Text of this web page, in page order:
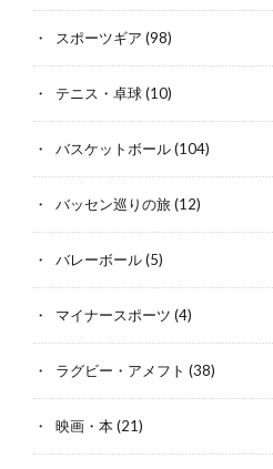
スポーツギア (98)
テニス・卓球(10)
バスケットボール(104)
バッセン巡りの旅(12)
バレーボール(5)
マイナースポーツ (4)
ラグビー・アメフト (38)
映画・本(21)